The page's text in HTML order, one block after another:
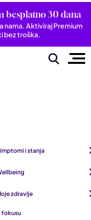
besplatno 30 dana
nama. Aktiviraj Premium
bez troška.
i stanja
Bubrezi i mokraćni sustav
Dišni sustav
zdravlje
Pogledaj sve iz kategorije
fokusu
želju